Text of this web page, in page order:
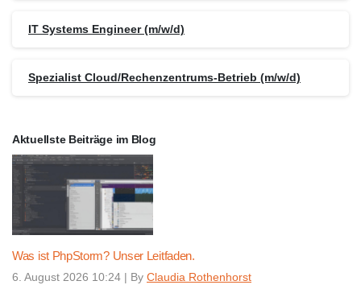
IT Systems Engineer (m/w/d)
Spezialist Cloud/Rechenzentrums-Betrieb (m/w/d)
Aktuellste Beiträge im Blog
Was ist PhpStorm? Unser Leitfaden.
6. August 2026 10:24 | By Claudia Rothenhorst